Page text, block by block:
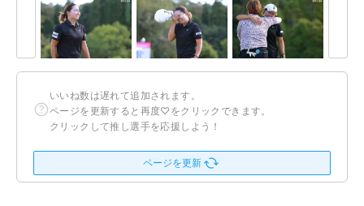
いいね数は遅れて追加されます。
ページを更新すると再度♡をクリックできます。
クリックして推し選手を応援しよう！
ページを更新